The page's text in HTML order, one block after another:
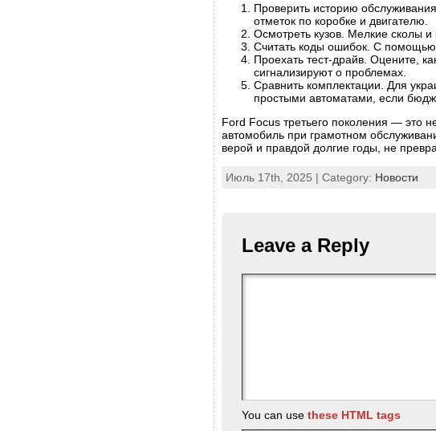
Проверить историю
отметок по коробке и двигателю.
Осмотреть кузов. Мелкие сколы
Считать коды ошибок. С помощью
Проехать тест-драйв. Оцените,
сигнализируют о проблемах.
Сравнить комплектации. Для
простыми автоматами, если
Ford Focus третьего поколения — это
автомобиль при грамотном
верой и правдой долгие годы, не
Июль 17th, 2025 | Category: Новости
Leave a Reply
You can use these HTML tags